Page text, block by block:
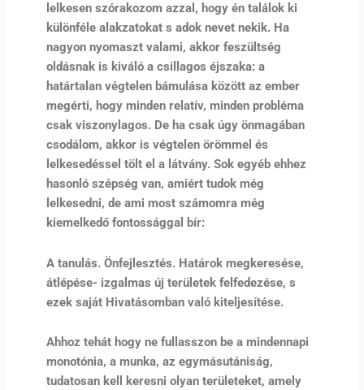
lelkesen szórakozom azzal, hogy én találok ki
különféle alakzatokat s adok nevet nekik. Ha
nagyon nyomaszt valami, akkor feszültség
oldásnak is kiváló a csillagos éjszaka: a
határtalan végtelen bámulása között az ember
megérti, hogy minden relatív, minden probléma
csak viszonylagos. De ha csak úgy önmagában
csodálom, akkor is végtelen örömmel és
lelkesedéssel tölt el a látvány. Sok egyéb ehhez
hasonló szépség van, amiért tudok még
lelkesedni, de ami most számomra még
kiemelkedő fontossággal bír:
A tanulás. Önfejlesztés. Határok megkeresése,
átlépése- izgalmas új területek felfedezése, s
ezek saját Hivatásomban való kiteljesítése.
Ahhoz tehát hogy ne fullasszon be a mindennapi
monotónia, a munka, az egymásutániság,
tudatosan kell keresni olyan területeket, amely